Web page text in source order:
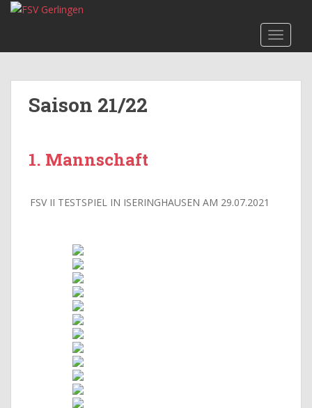
Skip to main content
Saison 21/22
1. Mannschaft
FSV II TESTSPIEL IN ISERINGHAUSEN AM 29.07.2021